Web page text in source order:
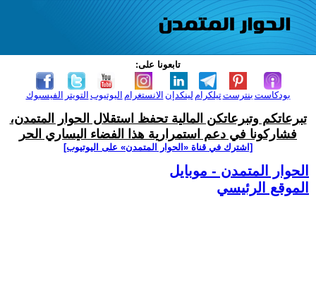
تابعونا على:
الفيسبوك التويتر اليوتيوب الانستغرام لينكدإن تيلكرامبنترست بودكاست
تبرعاتكم وتبرعاتكن المالية تحفظ استقلال الحوار المتمدن،
فشاركونا في دعم استمرارية هذا الفضاء اليساري الحر
[اشترك في قناة ‫«الحوار المتمدن» على اليوتيوب]
الحوار المتمدن - موبايل
الموقع الرئيسي